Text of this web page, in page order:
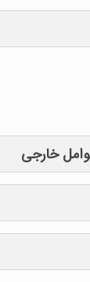
خارجی